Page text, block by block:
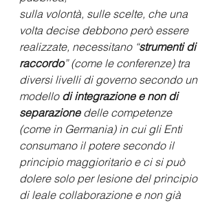
sulla volontà, sulle scelte, che una
volta decise debbono però essere
realizzate, necessitano “strumenti di
raccordo” (come le conferenze) tra
diversi livelli di governo secondo un
modello di integrazione e non di
separazione delle competenze
(come in Germania) in cui gli Enti
consumano il potere secondo il
principio maggioritario e ci si può
dolere solo per lesione del principio
di leale collaborazione e non già